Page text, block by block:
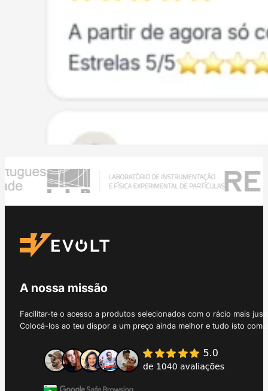
A nossa missão
Facilitar-te o acesso a produtos selecionados com o rácio mais
Colocá-los ao teu dispor a um preço ainda melhor e tudo isto